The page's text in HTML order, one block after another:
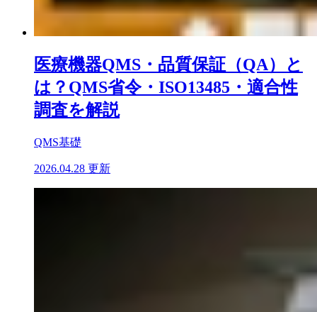
医療機器QMS・品質保証（QA）と
は？QMS省令・ISO13485・適合性
調査を解説
QMS基礎
2026.04.28 更新